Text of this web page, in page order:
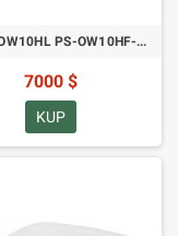
Intellian OW10HL PS-OW10HF-W Półdupleksowy stacjonarny terminal użytkownika OneWeb Compact Land
7000 $
KUP